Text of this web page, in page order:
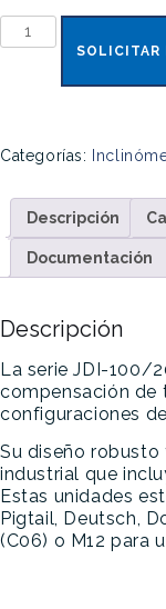
JDI-
100/200
SOLICITAR
Categorías:
Descripción
Documentación
Descripción
La serie JDI-100/
compensación de
configuraciones
Su diseño robusto
industrial que
Estas unidades
Pigtail, Deutsch,
(C06) o M12 para